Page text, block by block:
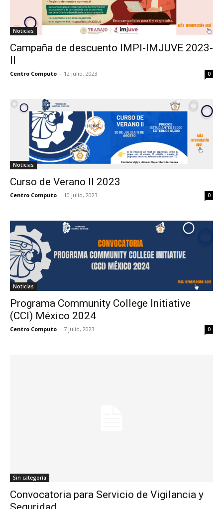
Noticias
Campaña de descuento IMPI-IMJUVE 2023-
ll
Centro Computo - 12 julio, 2023 0
Noticias
Curso de Verano ll 2023
Centro Computo - 10 julio, 2023 0
Noticias
Programa Community College Initiative
(CCI) México 2024
Centro Computo - 7 julio, 2023 0
Sin categoría
Convocatoria para Servicio de Vigilancia y